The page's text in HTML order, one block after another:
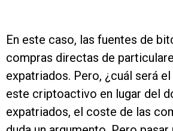
En este caso, las fuentes de
compras directas de
expatriados. Pero, ¿cuál será
este criptoactivo en lugar del
expatriados, el coste de las